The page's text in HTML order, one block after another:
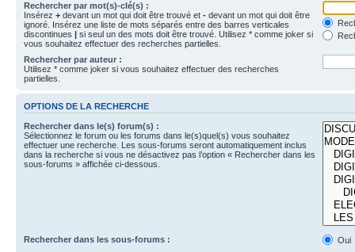
Rechercher par mot(s)-clé(s) :
Insérez + devant un mot qui doit être trouvé et - devant un mot qui doit être
ignoré. Insérez une liste de mots séparés entre des barres verticales
discontinues | si seul un des mots doit être trouvé. Utilisez * comme joker si
vous souhaitez effectuer des recherches partielles.
Rechercher par auteur :
Utilisez * comme joker si vous souhaitez effectuer des recherches
partielles.
OPTIONS DE LA RECHERCHE
Rechercher dans le(s) forum(s) :
Sélectionnez le forum ou les forums dans le(s)quel(s) vous souhaitez
effectuer une recherche. Les sous-forums seront automatiquement inclus
dans la recherche si vous ne désactivez pas l’option « Rechercher dans les
sous-forums » affichée ci-dessous.
Rechercher dans les sous-forums :
Oui